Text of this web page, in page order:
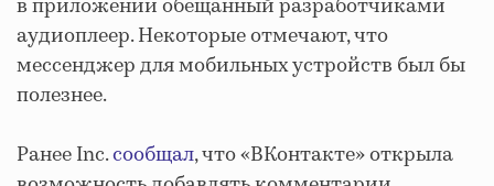
в приложении обещанный разработчиками
аудиоплеер. Некоторые отмечают, что
мессенджер для мобильных устройств был бы
полезнее.
Ранее Inc.сообщал, что «ВКонтакте» открыла